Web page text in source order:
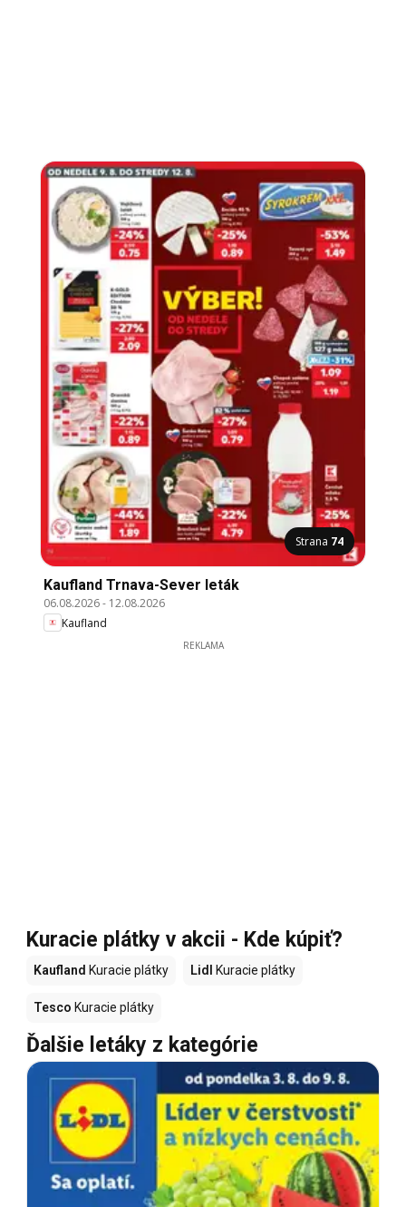
Strana 74
Kaufland Trnava-Sever leták
06.08.2026- 12.08.2026
Kaufland
REKLAMA
Kuracie plátky v akcii - Kde kúpiť?
Kaufland Kuracie plátky Lidl Kuracie plátky
Tesco Kuracie plátky
Ďalšie letáky z kategórie